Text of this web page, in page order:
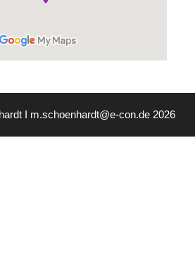
I m.schoenhardt@e-con.de 2026